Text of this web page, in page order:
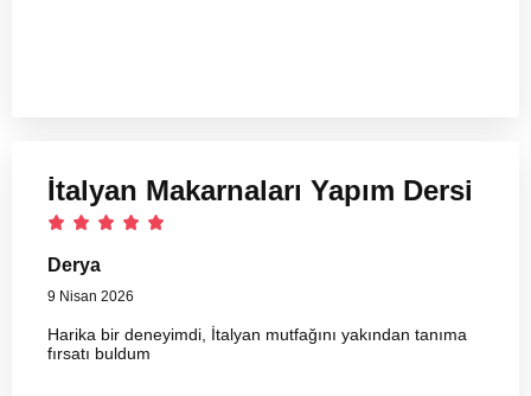
İtalyan Makarnaları Yapım Dersi
Derya
9 Nisan 2026
Harika bir deneyimdi, İtalyan mutfağını yakından tanıma
fırsatı buldum